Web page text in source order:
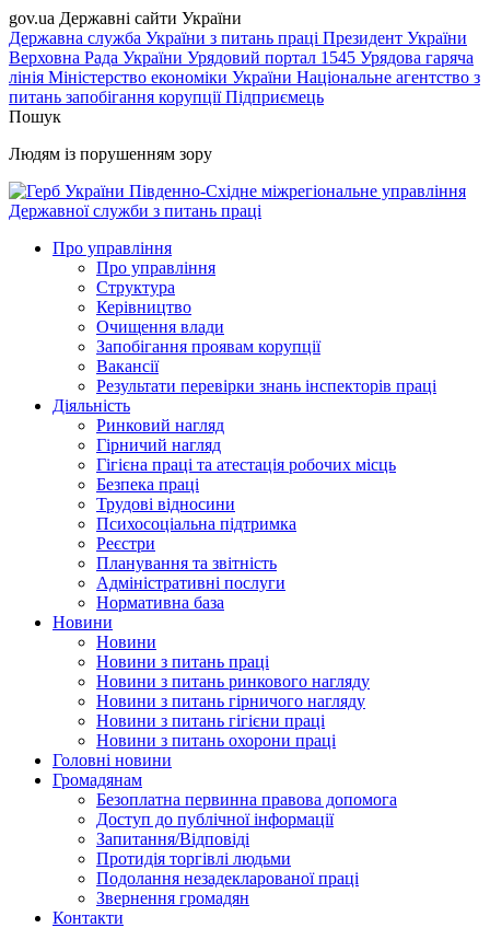
gov.ua Державні сайти України
Державна служба України з питань праці Президент України
Верховна Рада України Урядовий портал 1545 Урядова гаряча
лінія Міністерство економіки України Національне агентство з
питань запобігання корупціїПідприємець
Пошук
Людям із порушенням зору
Південно-Східне міжрегіональне управління
Державної служби з питань праці
Про управління
Про управління
Структура
Керівництво
Очищення влади
Запобігання проявам корупції
Вакансії
Результати перевірки знань інспекторів праці
Діяльність
Ринковий нагляд
Гірничий нагляд
Гігієна праці та атестація робочих місць
Безпека праці
Трудові відносини
Психосоціальна підтримка
Реєстри
Планування та звітність
Адміністративні послуги
Нормативна база
Новини
Новини
Новини з питань праці
Новини з питань ринкового нагляду
Новини з питань гірничого нагляду
Новини з питань гігієни праці
Новини з питань охорони праці
Головні новини
Громадянам
Безоплатна первинна правова допомога
Доступ до публічної інформації
Запитання/Відповіді
Протидія торгівлі людьми
Подолання незадекларованої праці
Звернення громадян
Контакти